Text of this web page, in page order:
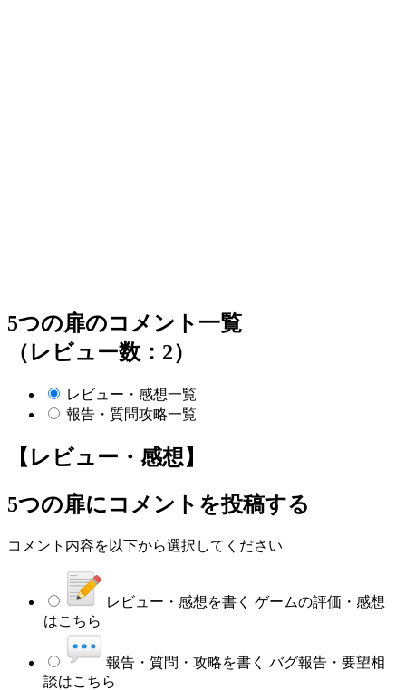
5つの扉のコメント一覧
（レビュー数：2）
レビュー・感想一覧
報告・質問攻略一覧
【レビュー・感想】
5つの扉にコメントを投稿する
コメント内容を以下から選択してください
レビュー・感想を書く ゲームの評価・感想
はこちら
報告・質問・攻略を書く バグ報告・要望相
談はこちら